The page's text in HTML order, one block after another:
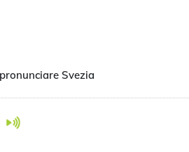
Svezia